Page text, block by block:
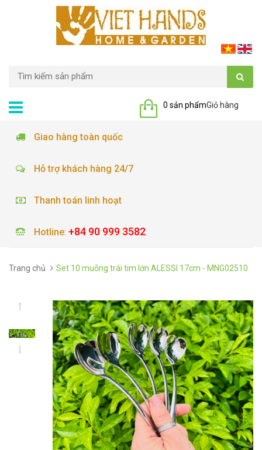
Giỏ hàng
0 sản phẩm
Giao hàng toàn quốc
Hỗ trợ khách hàng 24/7
Thanh toán linh hoạt
Hotline: +84 90 999 3582
Trang chủ Set 10 muỗng trái tim lớn ALESSI 17cm - MNG02510